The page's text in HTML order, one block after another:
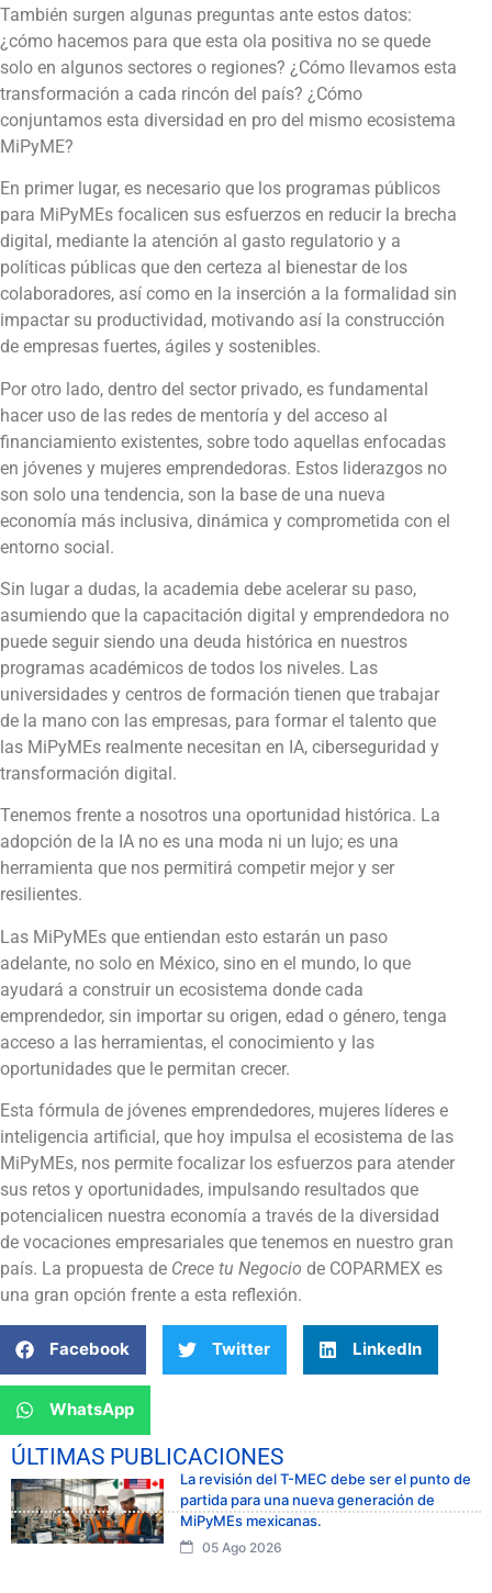
También surgen algunas preguntas ante estos datos:
¿cómo hacemos para que esta ola positiva no se quede
solo en algunos sectores o regiones? ¿Cómo llevamos esta
transformación a cada rincón del país? ¿Cómo
conjuntamos esta diversidad en pro del mismo ecosistema
MiPyME?
En primer lugar, es necesario que los programas públicos
para MiPyMEs focalicen sus esfuerzos en reducir la brecha
digital, mediante la atención al gasto regulatorio y a
políticas públicas que den certeza al bienestar de los
colaboradores, así como en la inserción a la formalidad sin
impactar su productividad, motivando así la construcción
de empresas fuertes, ágiles y sostenibles.
Por otro lado, dentro del sector privado, es fundamental
hacer uso de las redes de mentoría y del acceso al
financiamiento existentes, sobre todo aquellas enfocadas
en jóvenes y mujeres emprendedoras. Estos liderazgos no
son solo una tendencia, son la base de una nueva
economía más inclusiva, dinámica y comprometida con el
entorno social.
Sin lugar a dudas, la academia debe acelerar su paso,
asumiendo que la capacitación digital y emprendedora no
puede seguir siendo una deuda histórica en nuestros
programas académicos de todos los niveles. Las
universidades y centros de formación tienen que trabajar
de la mano con las empresas, para formar el talento que
las MiPyMEs realmente necesitan en IA, ciberseguridad y
transformación digital.
Tenemos frente a nosotros una oportunidad histórica. La
adopción de la IA no es una moda ni un lujo; es una
herramienta que nos permitirá competir mejor y ser
resilientes.
Las MiPyMEs que entiendan esto estarán un paso
adelante, no solo en México, sino en el mundo, lo que
ayudará a construir un ecosistema donde cada
emprendedor, sin importar su origen, edad o género, tenga
acceso a las herramientas, el conocimiento y las
oportunidades que le permitan crecer.
Esta fórmula de jóvenes emprendedores, mujeres líderes e
inteligencia artificial, que hoy impulsa el ecosistema de las
MiPyMEs, nos permite focalizar los esfuerzos para atender
sus retos y oportunidades, impulsando resultados que
potencialicen nuestra economía a través de la diversidad
de vocaciones empresariales que tenemos en nuestro gran
país. La propuesta de Crece tu Negocio de COPARMEX es
una gran opción frente a esta reflexión.
Facebook Twitter LinkedIn
WhatsApp
ÚLTIMAS PUBLICACIONES
La revisión del T-MEC debe ser el punto de
partida para una nueva generación de
MiPyMEs mexicanas.
05 Ago 2026